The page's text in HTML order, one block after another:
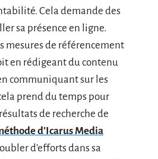
Cela demande des
sa présence en ligne.
mesures de référencement
en rédigeant du contenu
communiquant sur les
prend du temps pour
de recherche de
d’Icarus Media
d’efforts dans sa